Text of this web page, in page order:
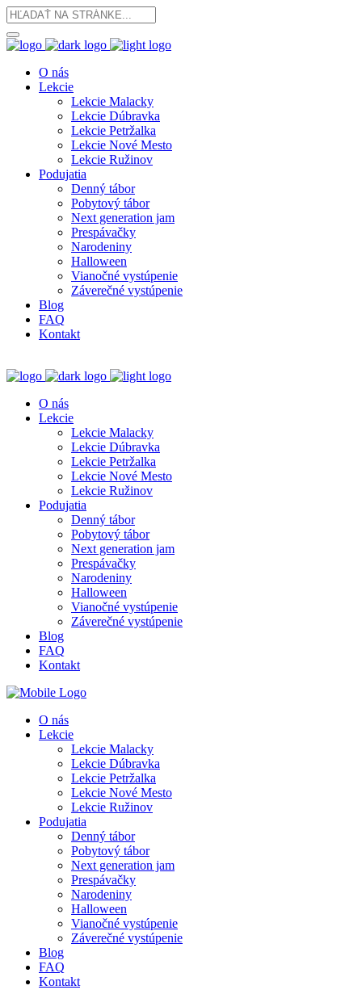
O nás
Lekcie
Lekcie Malacky
Lekcie Dúbravka
Lekcie Petržalka
Lekcie Nové Mesto
Lekcie Ružinov
Podujatia
Denný tábor
Pobytový tábor
Next generation jam
Prespávačky
Narodeniny
Halloween
Vianočné vystúpenie
Záverečné vystúpenie
Blog
FAQ
Kontakt
O nás
Lekcie
Lekcie Malacky
Lekcie Dúbravka
Lekcie Petržalka
Lekcie Nové Mesto
Lekcie Ružinov
Podujatia
Denný tábor
Pobytový tábor
Next generation jam
Prespávačky
Narodeniny
Halloween
Vianočné vystúpenie
Záverečné vystúpenie
Blog
FAQ
Kontakt
O nás
Lekcie
Lekcie Malacky
Lekcie Dúbravka
Lekcie Petržalka
Lekcie Nové Mesto
Lekcie Ružinov
Podujatia
Denný tábor
Pobytový tábor
Next generation jam
Prespávačky
Narodeniny
Halloween
Vianočné vystúpenie
Záverečné vystúpenie
Blog
FAQ
Kontakt